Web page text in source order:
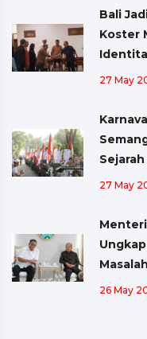
Bali
Koster
27 May
27 May
26 May